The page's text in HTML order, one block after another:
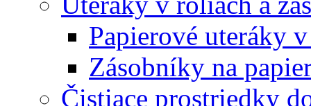
Papierové uteráky
Zásobníky na
Čistiace prostriedky